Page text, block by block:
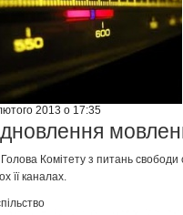
2013 о 17:35
Голова Комітету з питань
її каналах.